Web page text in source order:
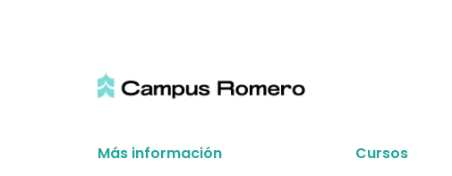
Más información Cursos